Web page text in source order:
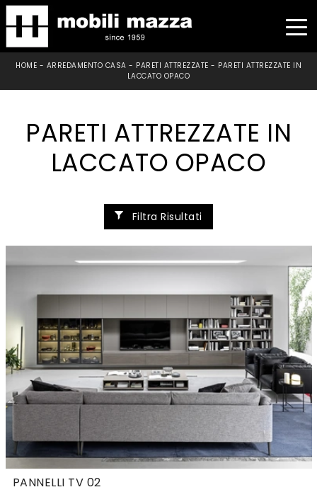
HOME - ARREDAMENTO CASA - PARETI ATTREZZATE - PARETI ATTREZZATE IN
LACCATO OPACO
PARETI ATTREZZATE IN
LACCATO OPACO
Filtra Risultati
PANNELLI TV 02